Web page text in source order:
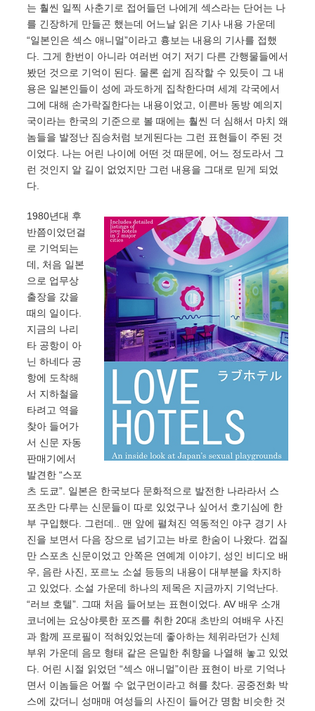
는 훨씬 일찍 사춘기로 접어들던 나에게 섹스라는 단어는 나
를 긴장하게 만들곤 했는데 어느날 읽은 기사 내용 가운데
“일본인은 섹스 애니멀”이라고 흉보는 내용의 기사를 접했
다. 그게 한번이 아니라 여러번 여기 저기 다른 간행물들에서
봤던 것으로 기억이 된다. 물론 쉽게 짐작할 수 있듯이 그 내
용은 일본인들이 성에 과도하게 집착한다며 세계 각국에서
그에 대해 손가락질한다는 내용이었고, 이른바 동방 예의지
국이라는 한국의 기준으로 볼 때에는 훨씬 더 심해서 마치 왜
놈들을 발정난 짐승처럼 보게된다는 그런 표현들이 주된 것
이었다. 나는 어린 나이에 어떤 것 때문에, 어느 정도라서 그
런 것인지 알 길이 없었지만 그런 내용을 그대로 믿게 되었
다.
1980년대 후
반쯤이었던걸
로 기억되는
데, 처음 일본
으로 업무상
출장을 갔을
때의 일이다.
지금의 나리
타 공항이 아
닌 하네다 공
항에 도착해
서 지하철을
타려고 역을
찾아 들어가
서 신문 자동
판매기에서
발견한 “스포
츠 도쿄”. 일본은 한국보다 문화적으로 발전한 나라라서 스
포츠만 다루는 신문들이 따로 있었구나 싶어서 호기심에 한
부 구입했다. 그런데.. 맨 앞에 펼쳐진 역동적인 야구 경기 사
진을 보면서 다음 장으로 넘기고는 바로 한숨이 나왔다. 껍질
만 스포츠 신문이었고 안쪽은 연예계 이야기, 성인 비디오 배
우, 음란 사진, 포르노 소설 등등의 내용이 대부분을 차지하
고 있었다. 소설 가운데 하나의 제목은 지금까지 기억난다.
“러브 호텔”. 그때 처음 들어보는 표현이었다. AV 배우 소개
코너에는 요상야릇한 포즈를 취한 20대 초반의 여배우 사진
과 함께 프로필이 적혀있었는데 좋아하는 체위라던가 신체
부위 가운데 음모 형태 같은 은밀한 취향을 나열해 놓고 있었
다. 어린 시절 읽었던 “섹스 애니멀”이란 표현이 바로 기억나
면서 이놈들은 어쩔 수 없구먼이라고 혀를 찼다. 공중전화 박
스에 갔더니 성매매 여성들의 사진이 들어간 명함 비슷한 것